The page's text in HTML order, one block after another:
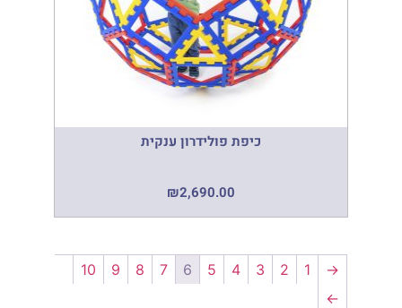
כיפת פולידרון ענקית
₪2,690.00
→
1
2
3
4
5
6
7
8
9
10
←